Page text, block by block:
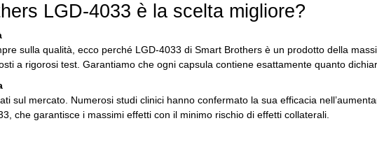
LGD-4033 è la scelta migliore?
sulla qualità, ecco perché LGD-4033 di Smart Brothers è un prodotto della
a rigorosi test. Garantiamo che ogni capsula contiene esattamente quanto
sul mercato. Numerosi studi clinici hanno confermato la sua efficacia
che garantisce i massimi effetti con il minimo rischio di effetti collaterali.